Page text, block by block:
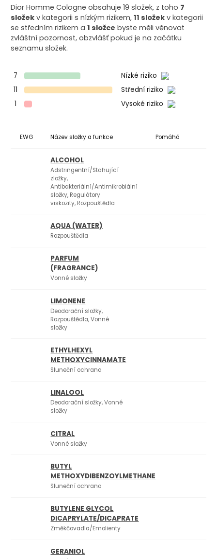
Dior Homme Cologne obsahuje 19 složek, z toho 7
složek v kategorii s nízkým rizikem,11 složek v kategorii
se středním rizikem a1 složce byste měli věnovat
zvláštní pozornost, obzvlášť pokud je na začátku
seznamu složek.
7
Nízké riziko
11
Střední riziko
1
Vysoké riziko
EWG Název složky a funkce Pomáhá
ALCOHOL
Adstringentní/Stahující
zložky,
Antibakteriální/Antimikrobiální
složky, Regulátory
viskozity, Rozpouštědla
AQUA (WATER)
Rozpouštědla
PARFUM
(FRAGRANCE)
Vonné složky
LIMONENE
Deodorační složky,
Rozpouštědla, Vonné
složky
ETHYLHEXYL
METHOXYCINNAMATE
Sluneční ochrana
LINALOOL
Deodorační složky, Vonné
složky
CITRAL
Vonné složky
BUTYL
METHOXYDIBENZOYLMETHANE
Sluneční ochrana
BUTYLENE GLYCOL
DICAPRYLATE/DICAPRATE
Změkčovadla/Emolienty
GERANIOL